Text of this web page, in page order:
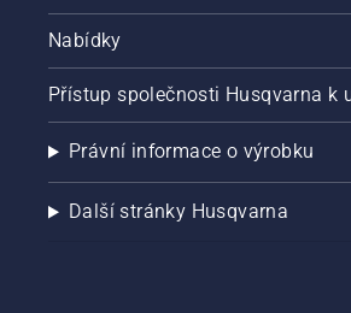
Nabídky
Přístup společnosti Husqvarna k
Právní informace o výrobku
Další stránky Husqvarna